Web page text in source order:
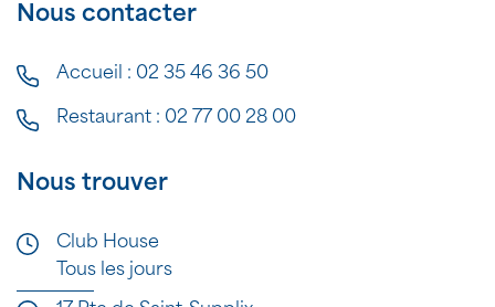
Nous contacter
Accueil : 02 35 46 36 50
Restaurant : 02 77 00 28 00
Nous trouver
Club House
Tous les jours